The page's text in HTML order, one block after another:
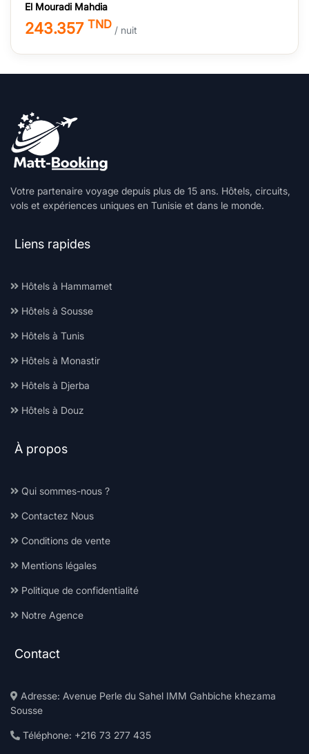
El Mouradi Mahdia
243.357 TND / nuit
Votre partenaire voyage depuis plus de 15 ans. Hôtels, circuits,
vols et expériences uniques en Tunisie et dans le monde.
Liens rapides
Hôtels à Hammamet
Hôtels à Sousse
Hôtels à Tunis
Hôtels à Monastir
Hôtels à Djerba
Hôtels à Douz
À propos
Qui sommes-nous ?
Contactez Nous
Conditions de vente
Mentions légales
Politique de confidentialité
Notre Agence
Contact
Adresse: Avenue Perle du Sahel IMM Gahbiche khezama
Sousse
Téléphone: +216 73 277 435